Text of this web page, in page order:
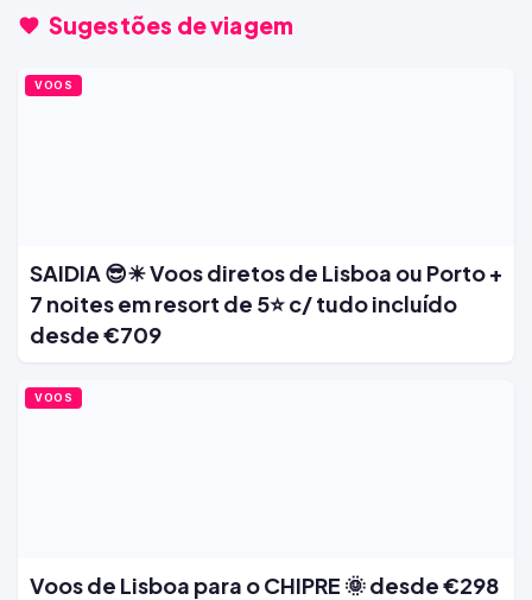
Sugestões de viagem
VOOS
SAIDIA 😎☀ Voos diretos de Lisboa ou Porto +
7 noites em resort de 5⭐ c/ tudo incluído
desde €709
VOOS
Voos de Lisboa para o CHIPRE 🌞 desde €298